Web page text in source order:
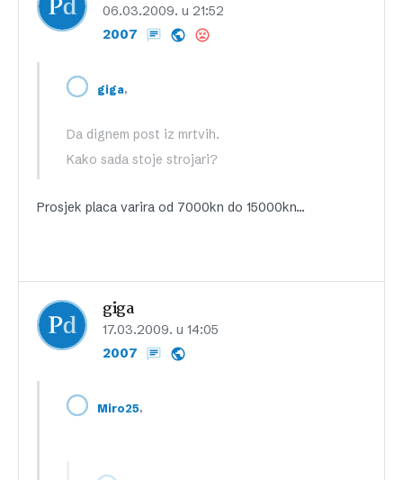
06.03.2009. u 21:52
2007
giga,
Da dignem post iz mrtvih.
Kako sada stoje strojari?
Prosjek placa varira od 7000kn do 15000kn…
giga
17.03.2009. u 14:05
2007
Miro25,